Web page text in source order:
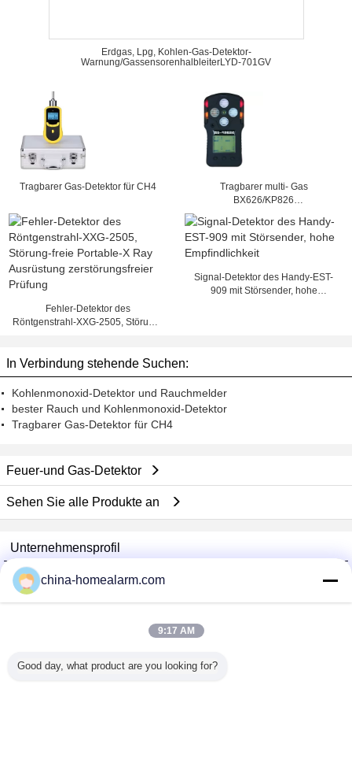
Erdgas, Lpg, Kohlen-Gas-Detektor-
Warnung/GassensorenhalbleiterLYD-701GV
Tragbarer Gas-Detektor für CH4
Tragbarer multi- Gas
BX626/KP826
Fehler-Detektor des
Röntgenstrahl-XXG-2505, Störung-
Signal-Detektor des Handy-EST-
909 mit Störsender, hohe
In Verbindung stehende Suchen:
Kohlenmonoxid-Detektor und Rauchmelder
bester Rauch und Kohlenmonoxid-Detektor
Tragbarer Gas-Detektor für CH4
Feuer-und Gas-Detektor
Sehen Sie alle Produkte an
Unternehmensprofil
Alarms Series Technology Co., Limited
Überprüfte Lieferanten
Verified Suplier
china-homealarm.com
9:17 AM
Good day, what product are you looking for?